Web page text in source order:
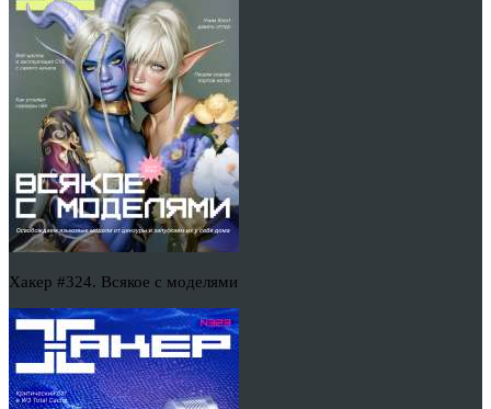
Хакер #324. Всякое с моделями